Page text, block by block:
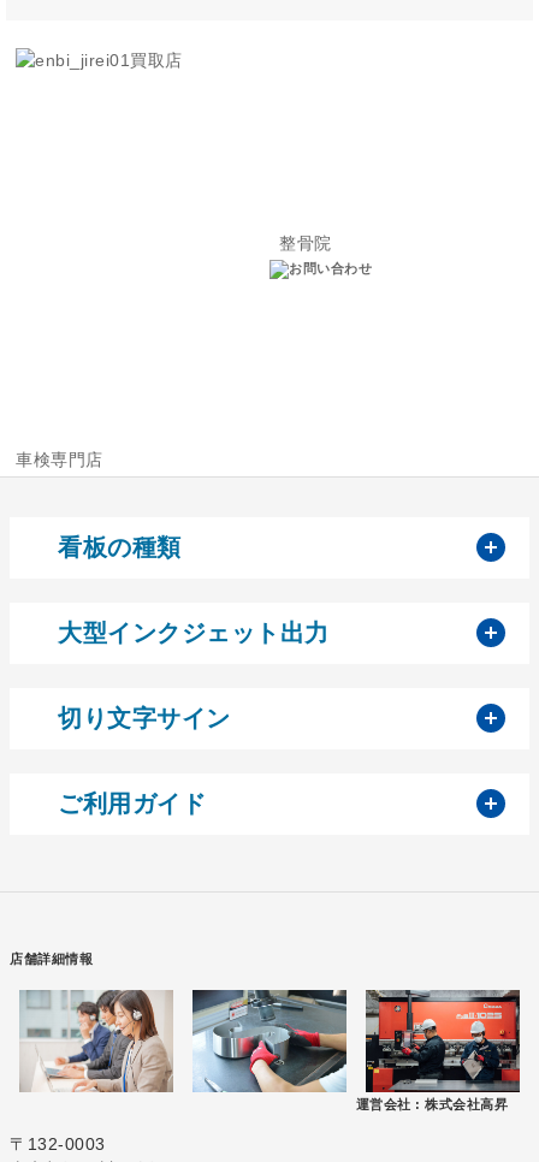
買取店
整骨院
車検専門店
看板の種類
大型インクジェット出力
切り文字サイン
ご利用ガイド
店舗詳細情報
運営会社 : 株式会社高昇
〒132-0003